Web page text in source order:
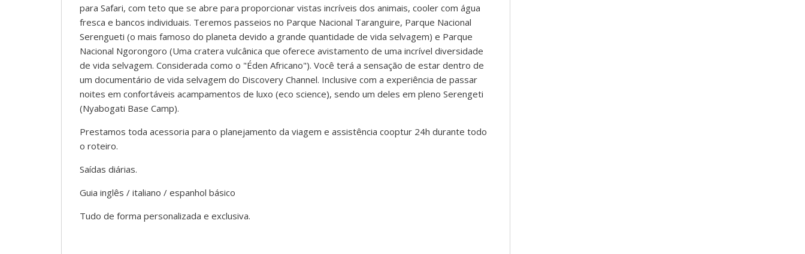
para Safari, com teto que se abre para proporcionar vistas incríveis dos animais, cooler com água
fresca e bancos individuais. Teremos passeios no Parque Nacional Taranguire, Parque Nacional
Serengueti (o mais famoso do planeta devido a grande quantidade de vida selvagem) e Parque
Nacional Ngorongoro (Uma cratera vulcânica que oferece avistamento de uma incrível diversidade
de vida selvagem. Considerada como o "Éden Africano"). Você terá a sensação de estar dentro de
um documentário de vida selvagem do Discovery Channel. Inclusive com a experiência de passar
noites em confortáveis acampamentos de luxo (eco science), sendo um deles em pleno Serengeti
(Nyabogati Base Camp).
Prestamos toda acessoria para o planejamento da viagem e assistência cooptur 24h durante todo
o roteiro.
Saídas diárias.
Guia inglês / italiano / espanhol básico
Tudo de forma personalizada e exclusiva.